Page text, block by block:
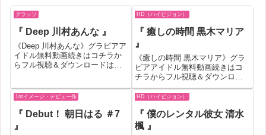
グラッソ
『 Deep 川村あんな 』
《Deep 川村あんな》グラビアア
イドル無料動画続きはコチラか
らフル視聴＆ダウンロードはコ
ル無料動画紹介！一部作品はお
試し無料動画が見れない場合も
あります。その場合はバナ...
HD（ハイビジョン）
『 癒しの時間 黒木マリア
』
《癒しの時間 黒木マリア》グラ
ビアアイドル無料動画続きはコ
チラからフル視聴＆ダウンロー
ドはコチラへ『癒しの時間 黒木
マリア』の作品IDが426889のグ
一部作品はお試し無料動画が見
れない場合もあります。その場
1stイメージ・デビュー作
『 Debut！ 朝日はる ＃7
』
HD（ハイビジョン）
『 僕のレンタル彼女 清水
楓 』